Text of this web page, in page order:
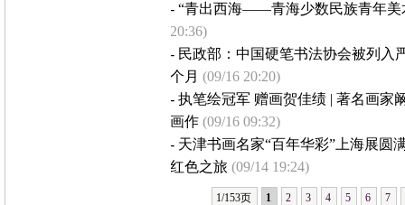
-“青出西海——青海少数民族青年美
20:36)
- 民政部：中国硬笔书法协会被列入
个月 (09/16 20:20)
-执笔绘冠军 赠画贺佳绩 | 著名画家
画作 (09/16 09:32)
- 天津书画名家“百年华彩”上海展圆
红色之旅 (09/14 19:24)
1/153页 1 2 3 4 5 6 7